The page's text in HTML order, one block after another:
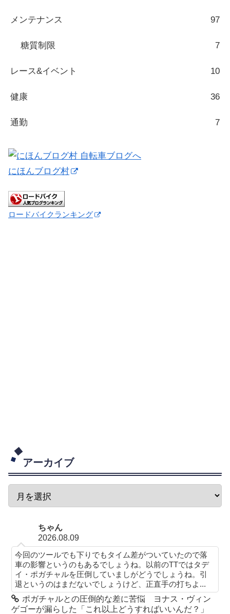
メンテナンス 97
糖質制限 7
レース&イベント 10
健康 36
通勤 7
にほんブログ村
ロードバイクランキング
アーカイブ
ちゃん
2026.08.09
今回のツールでも下りでもタイム差がついていたので落
車の影響というのもあるでしょうね。以前のTTではタデ
イ・ポガチャルを圧倒していましがどうでしょうね。引
退というのはまだないでしょうけど、正直手の打ちよ...
ポガチャルとの圧倒的な差に苦悩 ヨナス・ヴィン
ゲゴーが漏らした「これ以上どうすればいいんだ？」